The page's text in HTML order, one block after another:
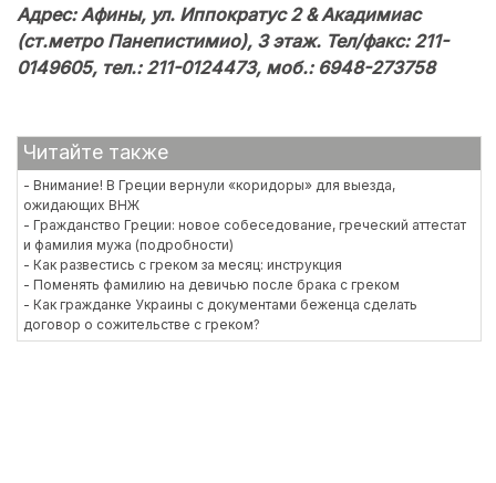
Адрес: Афины, ул. Иппократус 2 & Акадимиас
(ст.метро Панепистимио), 3 этаж. Тел/факс: 211-
0149605, тел.: 211-0124473, моб.: 6948-273758
Читайте также
- Внимание! В Греции вернули «коридоры» для выезда,
ожидающих ВНЖ
- Гражданство Греции: новое собеседование, греческий аттестат
и фамилия мужа (подробности)
- Как развестись с греком за месяц: инструкция
- Поменять фамилию на девичью после брака с греком
- Как гражданке Украины с документами беженца сделать
договор о сожительстве с греком?